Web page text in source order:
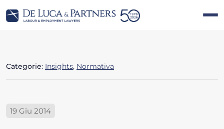
Categorie: Insights, Normativa
19 Giu 2014